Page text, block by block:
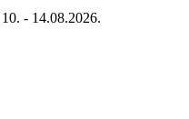
- 14.08.2026.